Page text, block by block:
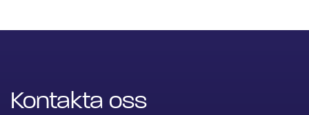
Kontakta oss